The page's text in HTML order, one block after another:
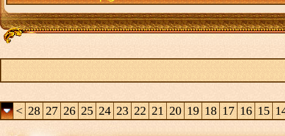
15
16
17
18
19
20
21
22
23
24
25
26
27
28
>